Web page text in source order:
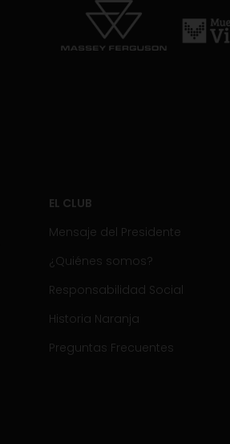
EL CLUB
Mensaje del Presidente
¿Quiénes somos?
Responsabilidad Social
Historia Naranja
Preguntas Frecuentes